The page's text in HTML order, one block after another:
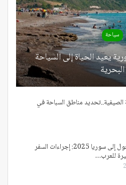
سياحة
يعيد الحياة إلى السياحة
البحرية
الصيفية..تحديد مناطق السباحة في
متطلبات الدخول إلى سوريا 2025: إجراءات السفر
للعرب…